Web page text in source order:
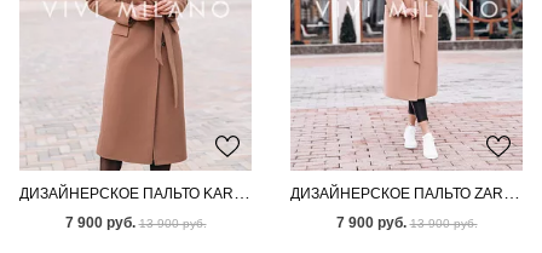
ДИЗАЙНЕРСКОЕ ПАЛЬТО KARI BROWN
7 900 руб. 13 900 руб.
ДИЗАЙНЕРСКОЕ ПАЛЬТО ZARIAH BROWN
7 900 руб. 13 900 руб.